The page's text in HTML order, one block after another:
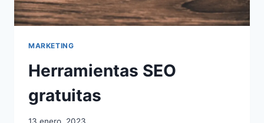
MARKETING
Herramientas SEO
gratuitas